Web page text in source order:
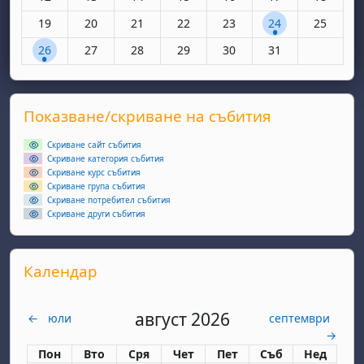
Няма събития, понеделник, 19 май
19 Няма събития, вторник, 20 май
20 Няма събития, сряда, 21 май
21 Няма събития, четвъртък, 22 май
22 Няма събития, петък, 23
23 1 събитие,
24 Няма
25
1 събитие, понеделник, 26 май
26 Няма събития, вторник, 27 май
27 Няма събития, сряда, 28 май
28 Няма събития, четвъртък, 29 май
29 Няма събития, петък, 30
30 Няма събития,
31
Supplementary blocks
Прескочи Показване/скриване на събития
Показване/скриване на събития
Скриване сайт събития
Скриване категория събития
Скриване курс събития
Скриване група събития
Скриване потребител събития
Скриване други събития
Прескочи Календар
Календар
← юли август 2026
септември
→
Понеделник
Пон вторник
Вто сряда
Сря четвъртък
Чет петък
Пет събота
Съб неделя
Нед